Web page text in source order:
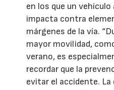
en los que un
impacta contra
márgenes de la vía.
mayor movilidad,
verano, es
recordar que la
evitar el accidente.